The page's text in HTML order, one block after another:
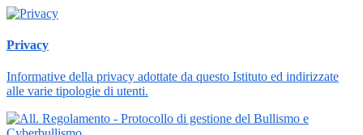
Privacy
Informative della privacy adottate da questo Istituto ed indirizzate
alle varie tipologie di utenti.